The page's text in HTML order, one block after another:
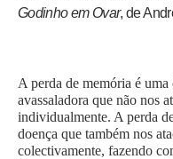
Godinho em Ovar, de
A perda de memória é uma
avassaladora que não nos
individualmente. A perda
doença que também nos
colectivamente, fazendo